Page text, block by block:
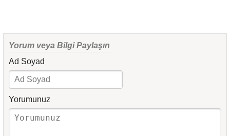
Yorum veya Bilgi Paylaşın
Ad Soyad
Yorumunuz